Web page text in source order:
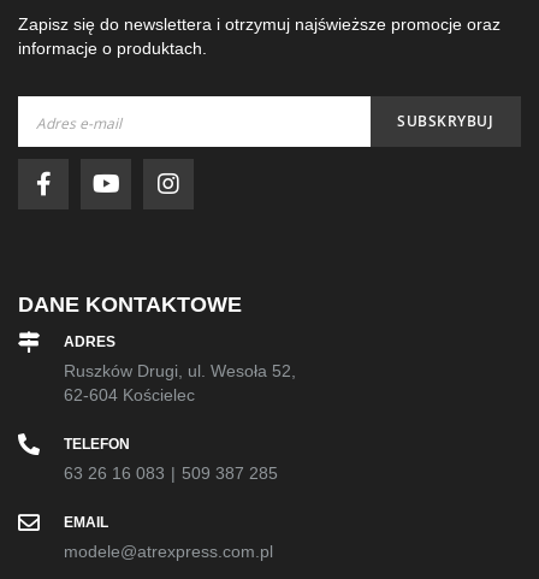
Zapisz się do newslettera i otrzymuj najświeższe promocje oraz
informacje o produktach.
nasz
newsletter:
SUBSKRYBUJ
DANE KONTAKTOWE
ADRES
Ruszków Drugi, ul. Wesoła 52,
62-604 Kościelec
TELEFON
63 26 16 083 | 509 387 285
EMAIL
modele@atrexpress.com.pl